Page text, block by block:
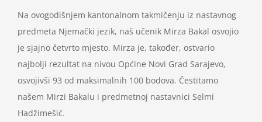
Na ovogodišnjem kantonalnom takmičenju iz nastavnog
predmeta Njemački jezik, naš učenik Mirza Bakal osvojio
je sjajno četvrto mjesto. Mirza je, također, ostvario
najbolji rezultat na nivou Općine Novi Grad Sarajevo,
osvojivši 93 od maksimalnih 100 bodova. Čestitamo
našem Mirzi Bakalu i predmetnoj nastavnici Selmi
Hadžimešić.